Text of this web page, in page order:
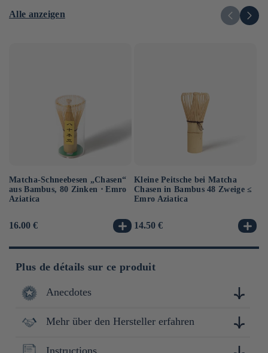
Alle anzeigen
Matcha-Schneebesen „Chasen“
aus Bambus, 80 Zinken ⋅ Emro
Aziatica
Normaler
16.00 €
Kleine Peitsche bei Matcha
Chasen in Bambus 48 Zweige ≤
Emro Aziatica
Normaler
14.50 €
Plus de détails sur ce produit
Anecdotes
Les premières traces du matcha au Japon remontent au
bouddhiste ramène de Chine des graines d'un thé d'un genre
Mehr über den Hersteller erfahren
Yamamasa Koyamaen est une marque prestigieuse de thé